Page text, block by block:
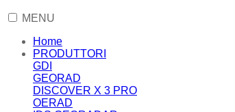
MENU
Home
PRODUTTORI
GDI
GEORAD
DISCOVER X 3 PRO
OERAD